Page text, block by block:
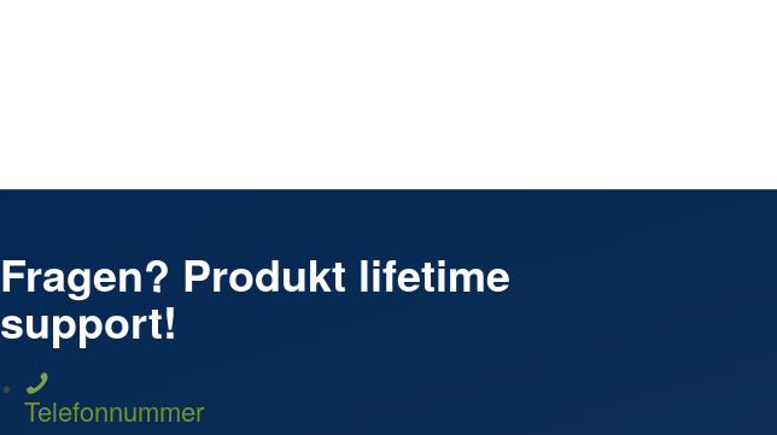
Fragen? Produkt lifetime
support!
Telefonnummer